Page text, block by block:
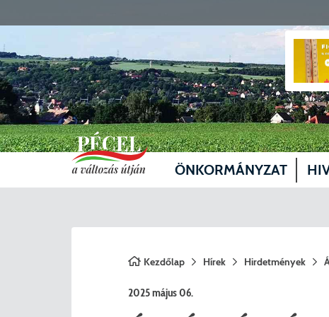
ÖNKORMÁNYZAT
Bizottságok
Kezdőlap Hírek Hirdetmények
2025 május 06.